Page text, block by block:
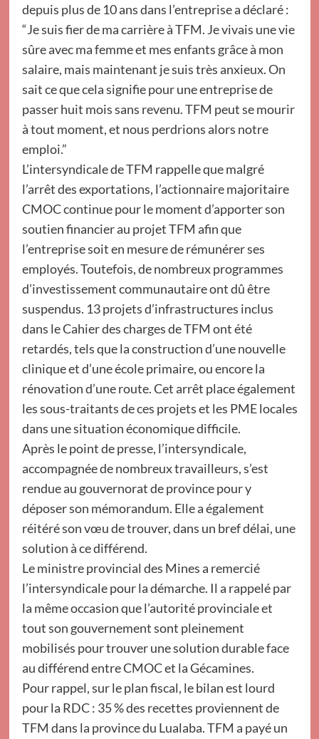
depuis plus de 10 ans dans l’entreprise a déclaré :
“Je suis fier de ma carrière à TFM. Je vivais une vie
sûre avec ma femme et mes enfants grâce à mon
salaire, mais maintenant je suis très anxieux. On
sait ce que cela signifie pour une entreprise de
passer huit mois sans revenu. TFM peut se mourir
à tout moment, et nous perdrions alors notre
emploi.”
L’intersyndicale de TFM rappelle que malgré
l’arrêt des exportations, l’actionnaire majoritaire
CMOC continue pour le moment d’apporter son
soutien financier au projet TFM afin que
l’entreprise soit en mesure de rémunérer ses
employés. Toutefois, de nombreux programmes
d’investissement communautaire ont dû être
suspendus. 13 projets d’infrastructures inclus
dans le Cahier des charges de TFM ont été
retardés, tels que la construction d’une nouvelle
clinique et d’une école primaire, ou encore la
rénovation d’une route. Cet arrêt place également
les sous-traitants de ces projets et les PME locales
dans une situation économique difficile.
Après le point de presse, l’intersyndicale,
accompagnée de nombreux travailleurs, s’est
rendue au gouvernorat de province pour y
déposer son mémorandum. Elle a également
réitéré son vœu de trouver, dans un bref délai, une
solution à ce différend.
Le ministre provincial des Mines a remercié
l’intersyndicale pour la démarche. Il a rappelé par
la même occasion que l’autorité provinciale et
tout son gouvernement sont pleinement
mobilisés pour trouver une solution durable face
au différend entre CMOC et la Gécamines.
Pour rappel, sur le plan fiscal, le bilan est lourd
pour la RDC : 35 % des recettes proviennent de
TFM dans la province du Lualaba. TFM a payé un